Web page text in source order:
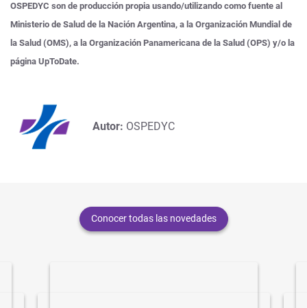
OSPEDYC son de producción propia usando/utilizando como fuente al
Ministerio de Salud de la Nación Argentina, a la Organización Mundial de
la Salud (OMS), a la Organización Panamericana de la Salud (OPS) y/o la
página UpToDate.
Autor: OSPEDYC
Conocer todas las novedades